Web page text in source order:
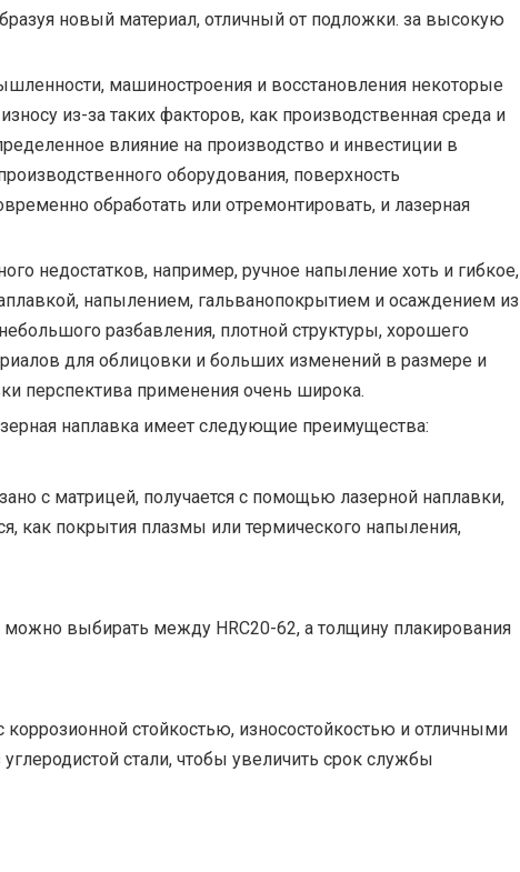
новый материал, отличный от подложки. за высокую
машиностроения и восстановления некоторые
из-за таких факторов, как производственная среда и
влияние на производство и инвестиции в
оборудования, поверхность
обработать или отремонтировать, и лазерная
недостатков, например, ручное напыление хоть и гибкое,
напылением, гальванопокрытием и осаждением из
разбавления, плотной структуры, хорошего
для облицовки и больших изменений в размере и
перспектива применения очень широка.
наплавка имеет следующие преимущества:
с матрицей, получается с помощью лазерной наплавки,
как покрытия плазмы или термического напыления,
выбирать между HRC20-62, а толщину плакирования
стойкостью, износостойкостью и отличными
стали, чтобы увеличить срок службы